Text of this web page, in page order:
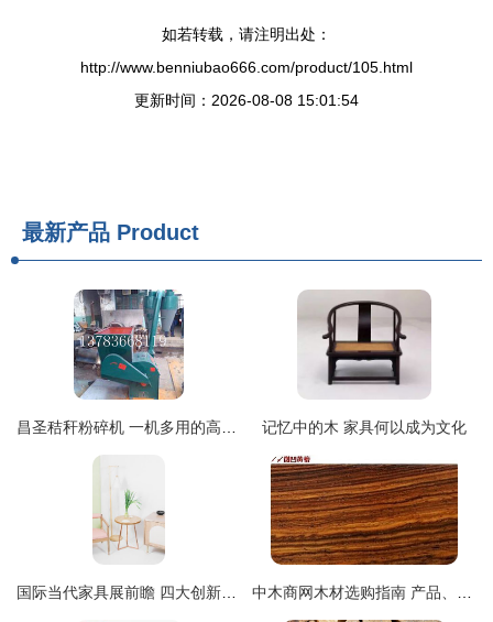
如若转载，请注明出处：
http://www.benniubao666.com/product/105.html
更新时间：2026-08-08 15:01:54
最新产品 Product
记忆中的木 家具何以成为文化